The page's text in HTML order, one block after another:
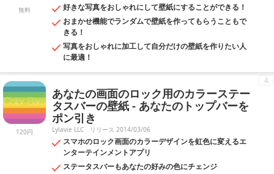
無料
好きな写真をおしゃれにして壁紙にすることができる！
おまかせ機能でランダムで壁紙を作ってもらうこともで
きる！
写真をおしゃれに加工して自分だけの壁紙を作りたい人
に最適！
120円
あなたの画面のロック用のカラーステー
タスバーの壁紙 - あなたのトップバーを
ポン引き
Lylavie LLC リリース 2014/03/06
スマホのロック画面のカラーデザインを虹色に変えるエ
ンターテインメントアプリ
ステータスバーもあなたの好みの色にチェンジ
4